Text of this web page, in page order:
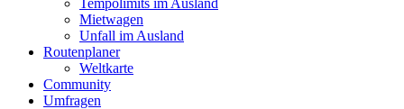
Tempolimits im Ausland
Mietwagen
Unfall im Ausland
Routenplaner
Weltkarte
Community
Umfragen